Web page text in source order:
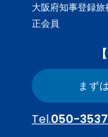
大阪府知事登録
正会員
まず
Tel.050-